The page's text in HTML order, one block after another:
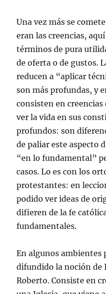
Una vez más se
eran las creencias,
términos de pura
de oferta o de gustos.
reducen a “aplicar
son más profundas, y
consisten en
ver la vida en sus
profundos: son
de paliar este aspecto
“en lo fundamental”
casos. Lo es con los
protestantes: en
podido ver ideas de
difieren de la fe
fundamentales.
En algunos ambientes
difundido la noción de
Roberto. Consiste en